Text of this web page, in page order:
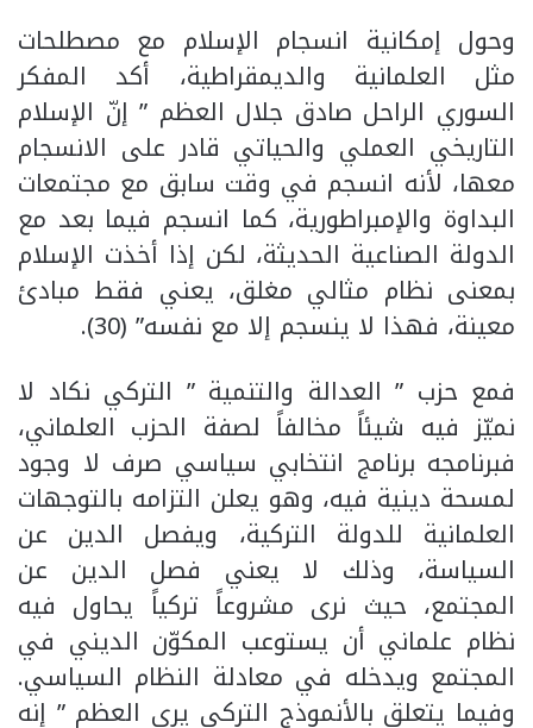
وحول إمكانية انسجام الإسلام مع مصطلحات
مثل العلمانية والديمقراطية، أكد المفكر
السوري الراحل صادق جلال العظم ” إنّ الإسلام
التاريخي العملي والحياتي قادر على الانسجام
معها، لأنه انسجم في وقت سابق مع مجتمعات
البداوة والإمبراطورية، كما انسجم فيما بعد مع
الدولة الصناعية الحديثة، لكن إذا أخذت الإسلام
بمعنى نظام مثالي مغلق، يعني فقط مبادئ
معينة، فهذا لا ينسجم إلا مع نفسه” (30).
فمع حزب ” العدالة والتنمية ” التركي نكاد لا
نميّز فيه شيئاً مخالفاً لصفة الحزب العلماني،
فبرنامجه برنامج انتخابي سياسي صرف لا وجود
لمسحة دينية فيه، وهو يعلن التزامه بالتوجهات
العلمانية للدولة التركية، ويفصل الدين عن
السياسة، وذلك لا يعني فصل الدين عن
المجتمع، حيث نرى مشروعاً تركياً يحاول فيه
نظام علماني أن يستوعب المكوّن الديني في
المجتمع ويدخله في معادلة النظام السياسي.
وفيما يتعلق بالأنموذج التركي يرى العظم ” إنه